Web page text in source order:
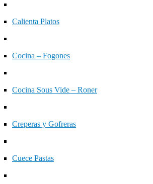
Calienta Platos
Cocina – Fogones
Cocina Sous Vide – Roner
Creperas y Gofreras
Cuece Pastas